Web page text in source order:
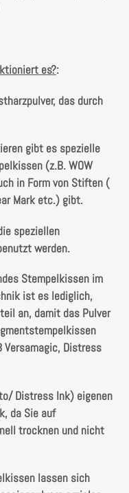
es?:
das durch
gibt es spezielle
(z.B. WOW
in Form von Stiften (
Mark etc.) gibt.
speziellen
werden.
Stempelkissen im
ist es lediglich,
an, damit das Pulver
Versamagic, Distress
Distress Ink) eigenen
da Sie auf
trocknen und nicht
lassen sich